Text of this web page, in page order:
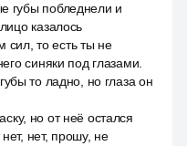
губы побледнели и
казалось
то есть ты не
синяки под глазами.
то ладно, но глаза он
но от неё остался
нет, прошу, не